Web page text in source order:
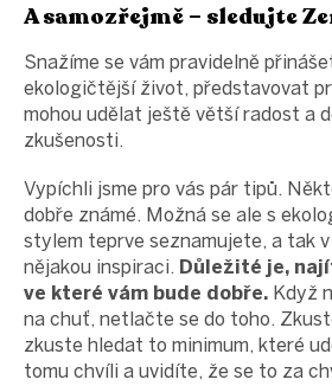
A samozřejmě – sledujte
Snažíme se vám pravidelně
ekologičtější život, představovat
mohou udělat ještě větší radost a
zkušenosti.
Vypíchli jsme pro vás pár tipů.
dobře známé. Možná se ale s
stylem teprve seznamujete, a tak
nějakou inspiraci. Důležité je,
ve které vám bude dobře. Když
na chuť, netlačte se do toho.
zkuste hledat to minimum, které
tomu chvíli a uvidíte, že se to za